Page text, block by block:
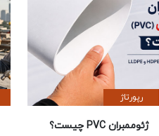
رپورتاژ
ژئوممبران PVC چیست؟